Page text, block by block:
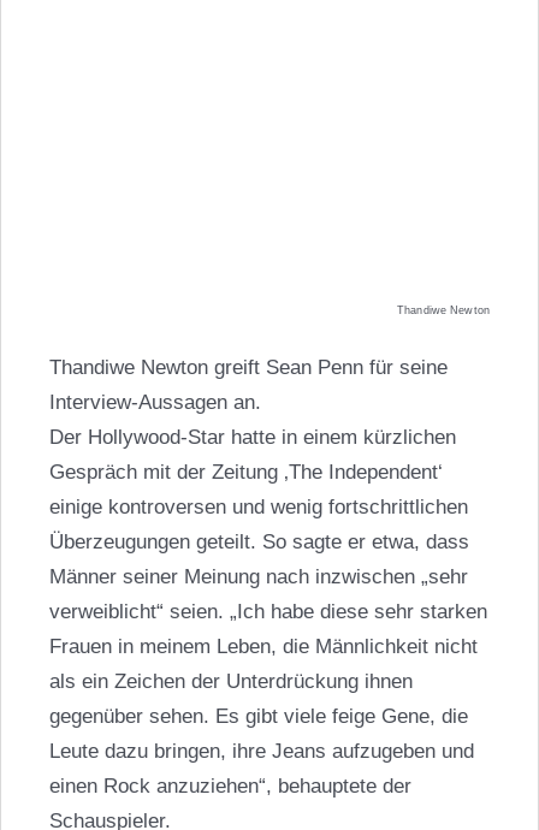
Thandiwe Newton
Thandiwe Newton greift Sean Penn für seine
Interview-Aussagen an.
Der Hollywood-Star hatte in einem kürzlichen
Gespräch mit der Zeitung ‚The Independent‘
einige kontroversen und wenig fortschrittlichen
Überzeugungen geteilt. So sagte er etwa, dass
Männer seiner Meinung nach inzwischen „sehr
verweiblicht“ seien. „Ich habe diese sehr starken
Frauen in meinem Leben, die Männlichkeit nicht
als ein Zeichen der Unterdrückung ihnen
gegenüber sehen. Es gibt viele feige Gene, die
Leute dazu bringen, ihre Jeans aufzugeben und
einen Rock anzuziehen“, behauptete der
Schauspieler.